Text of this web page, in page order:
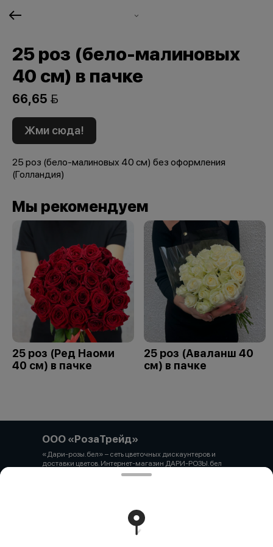
25 роз (бело-малиновых
40 см) в пачке
66,65 
Жми сюда!
25 роз (бело-малиновых 40 см) без оформления
(Голландия)
Мы рекомендуем
25 роз (Ред Наоми
40 см) в пачке
25 роз (Аваланш 40
см) в пачке
ООО «РозаТрейд»
«Дари-розы.бел» – сеть цветочных дискаунтеров и
доставки цветов. Интернет-магазин ДАРИ-РОЗЫ.бел
зарегистрирован 06.12.2021 № 524431 в Торговом
выдано администрацией Первомайского района г.
Витебска от 12.10.2021 УНП 391926869 Мы принимаем
онлайн оплату. ВНИМАНИЕ перед оплатой уточняйте
наличие товара у менеджера.